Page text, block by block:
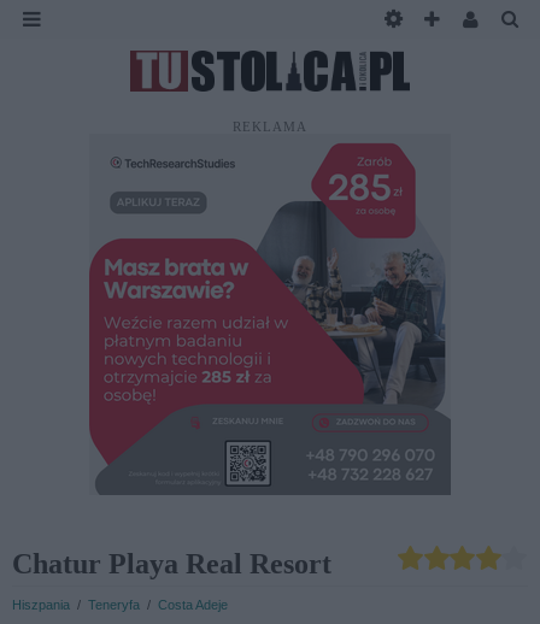
REKLAMA
Chatur Playa Real Resort
Hiszpania / Teneryfa / Costa Adeje